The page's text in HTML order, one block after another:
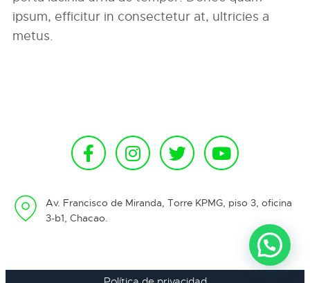
ipsum, efficitur in consectetur at, ultricies a
metus.
Av. Francisco de Miranda, Torre KPMG, piso 3, oficina
3-b1, Chacao.